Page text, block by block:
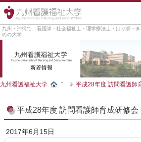
九州・沖縄で、看護師・社会福祉士・理学療法士・はり師・
めの大学
九州看護福祉大学 平成28年度 訪問看護
平成28年度 訪問看護師育成研修
2017年6月15日